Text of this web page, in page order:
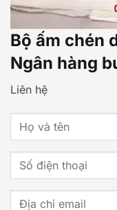
Bộ ấm chén
Ngân hàng
Liên hệ